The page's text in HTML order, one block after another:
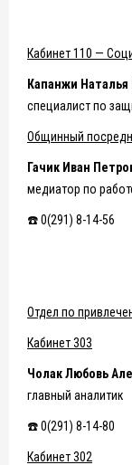
Кабинет 110 —
Капанжи Наталья
специалист по
Общинный
Гачик Иван
медиатор по
☎️ 0(291) 8-14-56
Отдел по
Кабинет 303
Чолак Любовь
главный аналитик
☎️ 0(291) 8-14-80
Кабинет 302